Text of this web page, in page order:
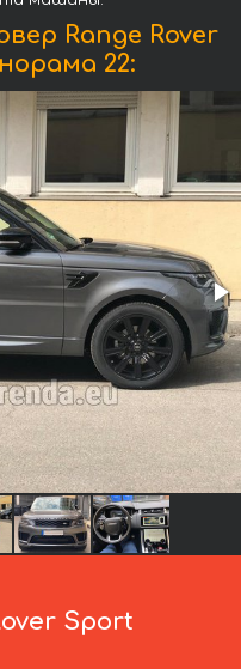
Range Rover
22:
Sport